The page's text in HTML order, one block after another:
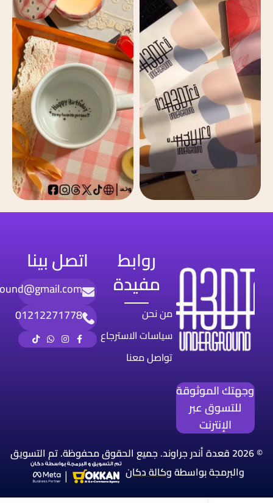
وجهتك الموثوقة
للتسوق عبر
الإنترنت
روابط
مفيدة
من نحن
سياسات الاسترجاع
تواصل معنا
اتصل بينا
01212271778
© 2026 قعدة أندر جراوند. جميع الحقوق محفوظة. تم التسويق
والبرمجة بواسطةوكالةدكان